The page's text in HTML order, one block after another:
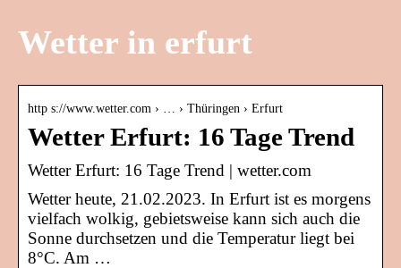
Wetter in erfurt
http s://www.wetter.com › … › Thüringen › Erfurt
Wetter Erfurt: 16 Tage Trend
Wetter Erfurt: 16 Tage Trend | wetter.com
Wetter heute, 21.02.2023. In Erfurt ist es morgens
vielfach wolkig, gebietsweise kann sich auch die
Sonne durchsetzen und die Temperatur liegt bei
8°C. Am …